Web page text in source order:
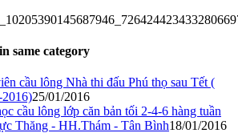
same category
cầu lông Nhà thi đấu Phú thọ sau Tết (
25/01/2016
cầu lông lớp căn bản tối 2-4-6 hàng tuần
Thăng - HH.Thám - Tân Bình18/01/2016